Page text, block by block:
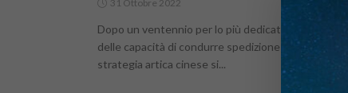
31 Ottobre 2022
Dopo un ventennio per lo più dedicato allo sviluppo
delle capacità di condurre spedizione scientifiche, la
strategia artica cinese si...